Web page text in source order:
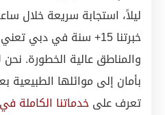
ليلاً، استجابة سريعة خلال
خبرتنا 15+ سنة في دبي
والمناطق عالية الخطورة. نحن
بأمان إلى موائلها الطبيعية
تعرف علىخدماتنا الكاملة